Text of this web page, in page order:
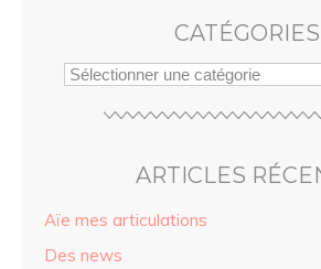
CATÉGORIES
ARTICLES
Aïe mes articulations
Des news